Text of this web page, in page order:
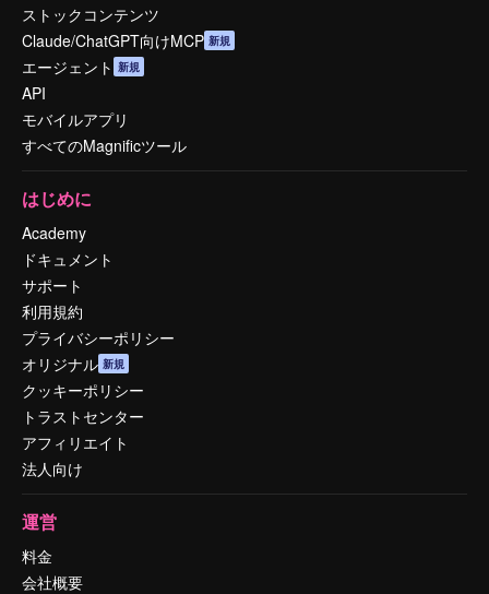
ストックコンテンツ
Claude/ChatGPT向けMCP 新規
エージェント 新規
API
モバイルアプリ
すべてのMagnificツール
はじめに
Academy
ドキュメント
サポート
利用規約
プライバシーポリシー
オリジナル 新規
クッキーポリシー
トラストセンター
アフィリエイト
法人向け
運営
料金
会社概要